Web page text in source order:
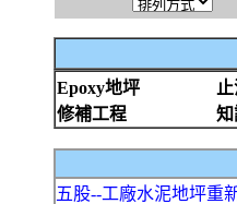
Epoxy地坪
修補工程
知
五股--工廠水泥地坪重